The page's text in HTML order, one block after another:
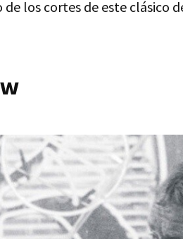
los cortes de este clásico